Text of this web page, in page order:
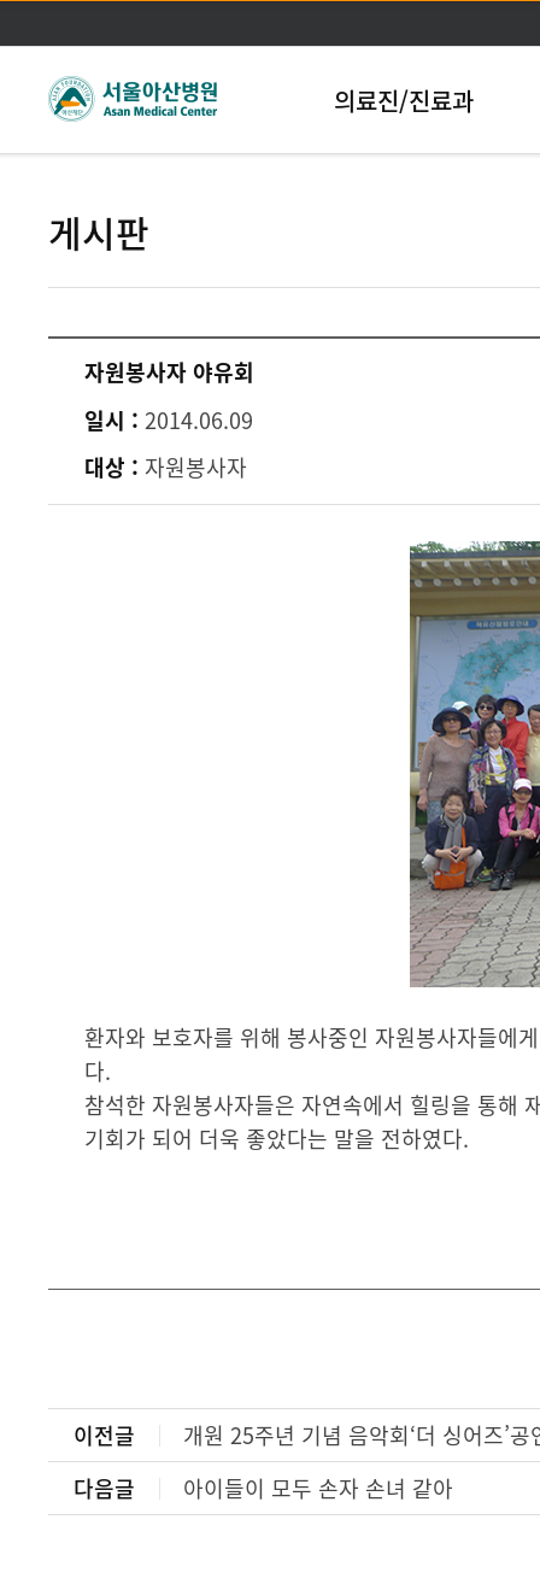
본문바로가기
의료진/진료과
게시판
자원봉사자 야유회
일시 : 2014.06.09
대상 : 자원봉사자
환자와 보호자를 위해 봉사중인 자원봉사자들에
다.
참석한 자원봉사자들은 자연속에서 힐링을 통해
기회가 되어 더욱 좋았다는 말을 전하였다.
이전글
개원 25주년 기념 음악회‘더 싱어즈’공
다음글
아이들이 모두 손자 손녀 같아